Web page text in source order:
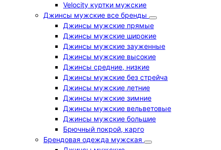
Velocity куртки мужские
Джинсы мужские все бренды
Джинсы мужские прямые
Джинсы мужские широкие
Джинсы мужские зауженные
Джинсы мужские высокие
Джинсы средние, низкие
Джинсы мужские без стрейча
Джинсы мужские летние
Джинсы мужские зимние
Джинсы мужские вельветовые
Джинсы мужские большие
Брючный покрой, карго
Брендовая одежда мужская